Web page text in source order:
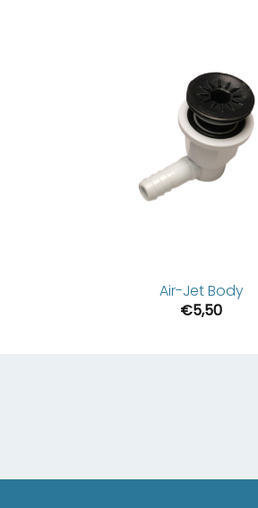
Air-Jet Body
€5,50